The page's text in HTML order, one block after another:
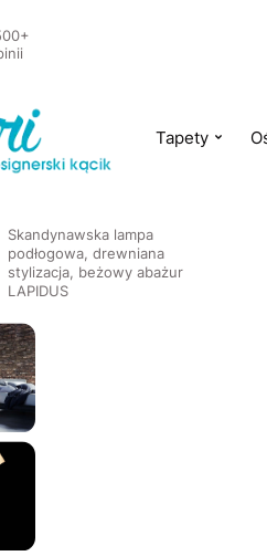
Tapety
Skandynawska lampa
podłogowa, drewniana
stylizacja, beżowy abażur
LAPIDUS